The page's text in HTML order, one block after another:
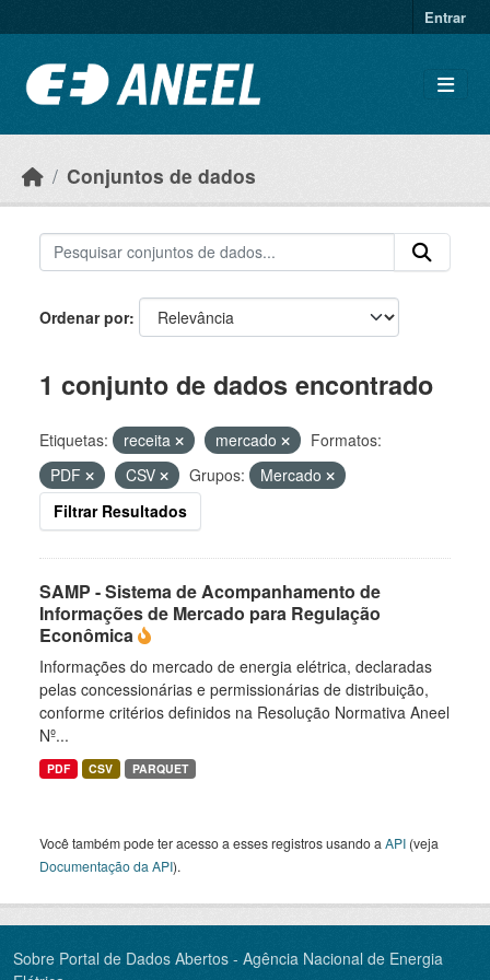
Entrar
Conjuntos de dados
Ordenar por
1 conjunto de dados encontrado
Etiquetas: receita mercado
Formatos:
PDF
CSV Grupos:
Mercado
Filtrar Resultados
SAMP - Sistema de Acompanhamento de
Informações de Mercado para Regulação
Econômica
Informações do mercado de energia elétrica, declaradas
pelas concessionárias e permissionárias de distribuição,
conforme critérios definidos na Resolução Normativa Aneel
Nº...
PDF CSV PARQUET
Você também pode ter acesso a esses registros usando a API (veja
Documentação da API).
Sobre Portal de Dados Abertos - Agência Nacional de Energia